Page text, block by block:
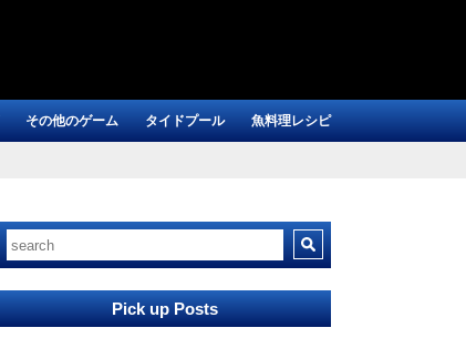
その他のゲーム タイドプール 魚料理レシピ
Pick up Posts